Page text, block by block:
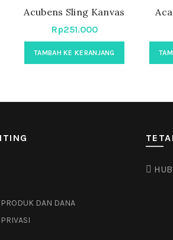
Acubens Sling Kanvas
Rp251.000
TAMBAH KE KERANJANG
DAN DANA